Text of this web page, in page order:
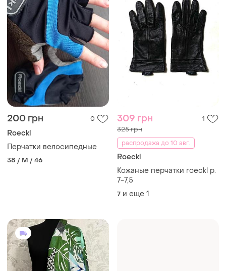
200 грн 0
Roeckl
Перчатки велосипедные
38 / M / 46
309 грн 1
325 грн
распродажа до 10 авг.
Roeckl
Кожаные перчатки roeckl р.
7-7,5
7 и еще 1